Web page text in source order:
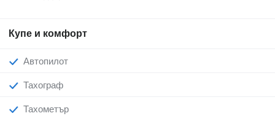
Купе и комфорт
Автопилот
Тахограф
Тахометър